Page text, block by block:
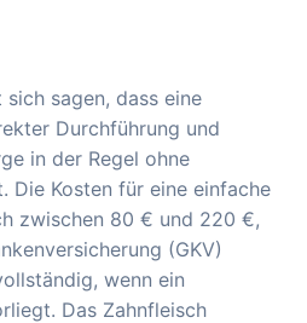
sagen, dass eine
Durchführung und
in der Regel ohne
Die Kosten für eine einfache
zwischen 80 € und 220 €,
(GKV)
wenn ein
Das Zahnfleisch